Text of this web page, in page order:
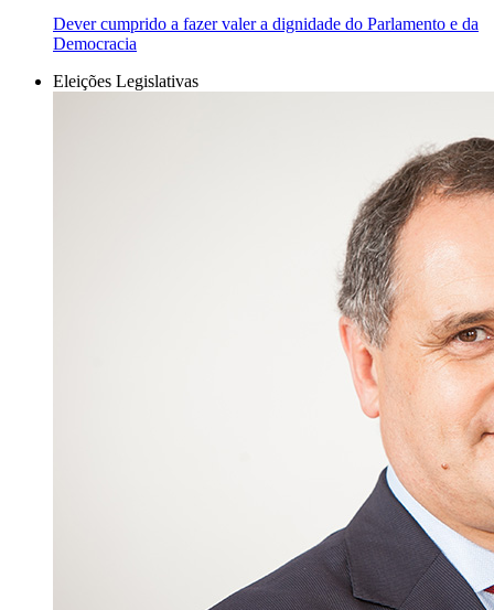
Dever cumprido a fazer valer a dignidade do Parlamento e da
Democracia
Eleições Legislativas